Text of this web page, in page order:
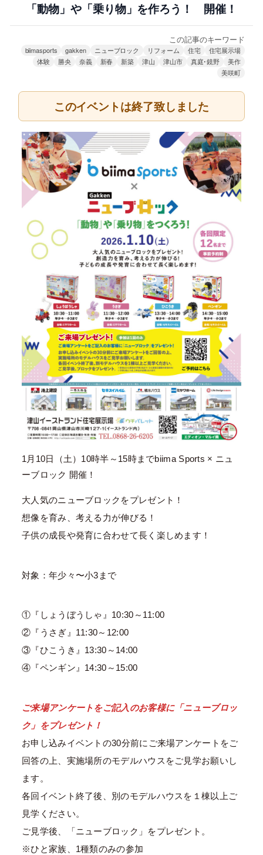
「動物」や「乗り物」を作ろう！ 開催！
この記事のキーワード
biimasports gakken ニューブロック リフォーム 住宅
住宅展示場
体験
勝央 奈義 新春 新築 津山 津山市 真庭･鏡野
美作
美咲町
このイベントは終了致しました
1月10日（土）10時半～15時までbiima Sports × ニュ
ーブロック 開催！
大人気のニューブロックをプレゼント！
想像を育み、考える力が伸びる！
子供の成長や発育に合わせて長く楽しめます！
対象：年少々〜小3まで
①『しょうぼうしゃ』10:30～11:00
②『うさぎ』11:30～12:00
③『ひこうき』13:30～14:00
④『ペンギン』14:30～15:00
ご来場アンケートをご記入のお客様に「ニューブロッ
ク」をプレゼント！
お申し込みイベントの30分前にご来場アンケートをご
回答の上、実施場所のモデルハウスをご見学お願いし
ます。
各回イベント終了後、別のモデルハウスを１棟以上ご
見学ください。
ご見学後、「ニューブロック」をプレゼント。
※ひと家族、1種類のみの参加